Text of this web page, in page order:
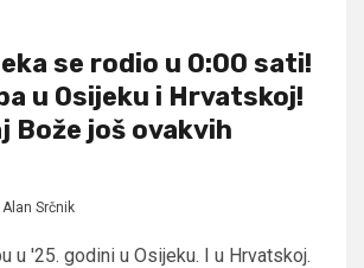
se rodio u 0:00 sati!
u Osijeku i Hrvatskoj!
Bože još ovakvih
Alan Srčnik
u '25. godini u Osijeku. I u Hrvatskoj.